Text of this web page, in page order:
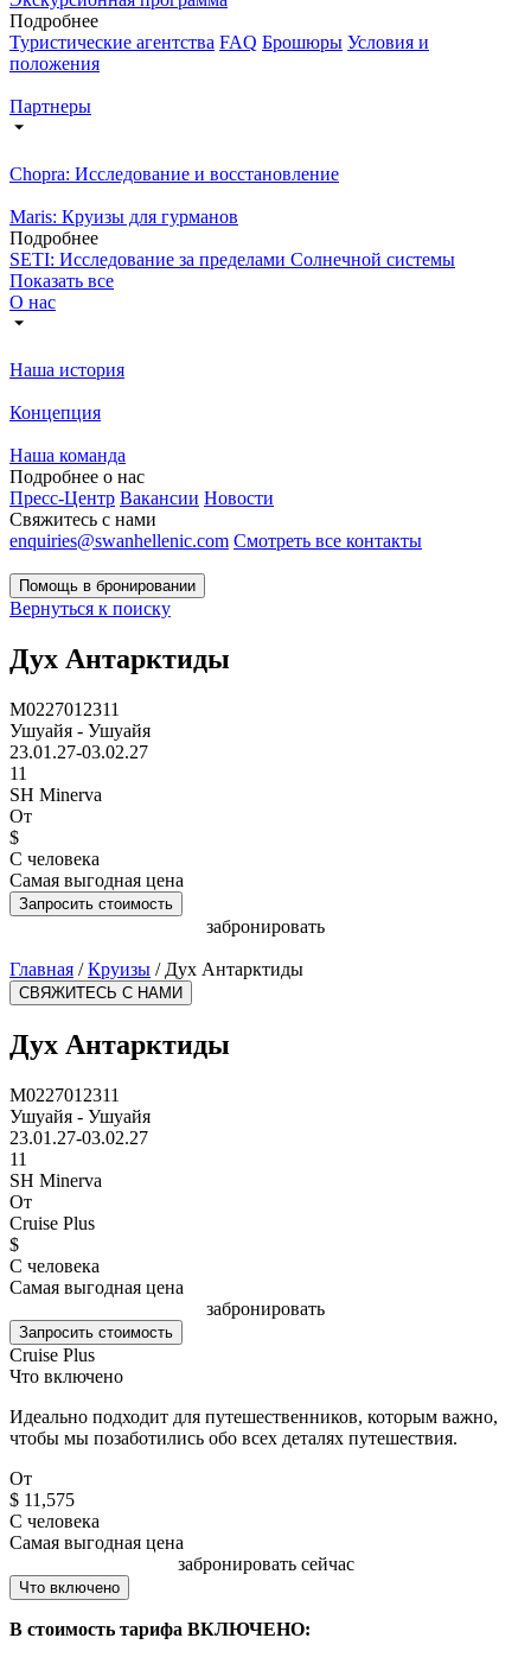
Подробнее
Туристические агентства FAQ Брошюры Условия и
положения
Партнеры
Chopra: Исследование и восстановление
Maris: Круизы для гурманов
Подробнее
SETI: Исследование за пределами Солнечной системы
Показать все
О нас
Наша история
Концепция
Наша команда
Подробнее о нас
Пресс-Центр Вакансии Новости
Свяжитесь с нами
enquiries@swanhellenic.com Смотреть все контакты
Помощь в бронировании
Вернуться к поиску
Дух Антарктиды
M0227012311
Ушуайя - Ушуайя
23.01.27-03.02.27
11
SH Minerva
От
$
С человека
Самая выгодная цена
Запросить стоимость
забронировать
Главная / Круизы / Дух Антарктиды
СВЯЖИТЕСЬ С НАМИ
Дух Антарктиды
M0227012311
Ушуайя - Ушуайя
23.01.27-03.02.27
11
SH Minerva
От
Cruise Plus
$
С человека
Самая выгодная цена
забронировать
Запросить стоимость
Cruise Plus
Что включено
Идеально подходит для путешественников, которым важно,
чтобы мы позаботились обо всех деталях путешествия.
От
$ 11,575
С человека
Самая выгодная цена
забронировать сейчас
Что включено
В стоимость тарифа ВКЛЮЧЕНО: